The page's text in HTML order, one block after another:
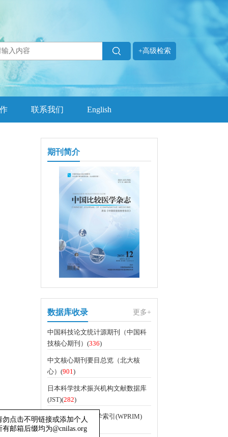
+高级检索
联系我们 English
期刊简介
数据库收录 更多+
中国科技论文统计源期刊（中国科
技核心期刊）(336)
中文核心期刊要目总览（北大核
心）(901)
日本科学技术振兴机构文献数据库
(JST)(282)
WHO西太平洋医学索引(WPRIM)
(112)